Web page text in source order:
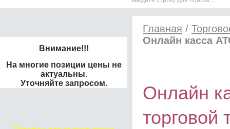
Внимание!!!
На многие позиции цены не
актуальны.
Уточняйте запросом.
Главная /
Онлайн касса
Онлайн
торговой